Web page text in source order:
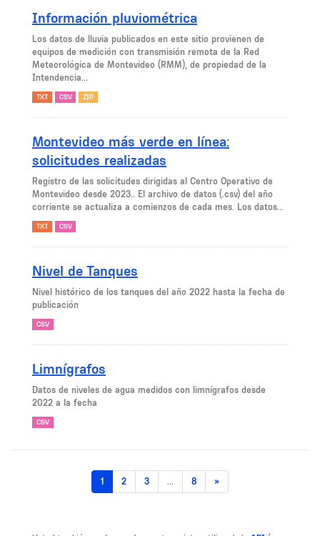
Información pluviométrica
Los datos de lluvia publicados en este sitio provienen de
equipos de medición con transmisión remota de la Red
Meteorológica de Montevideo (RMM), de propiedad de la
Intendencia...
TXT CSV ZIP
Montevideo más verde en línea:
solicitudes realizadas
Registro de las solicitudes dirigidas al Centro Operativo de
Montevideo desde 2023.. El archivo de datos (.csv) del año
corriente se actualiza a comienzos de cada mes. Los datos...
TXT CSV
Nivel de Tanques
Nivel histórico de los tanques del año 2022 hasta la fecha de
publicación
CSV
Limnígrafos
Datos de niveles de agua medidos con limnígrafos desde
2022 a la fecha
CSV
1 2 3 ... 8 »